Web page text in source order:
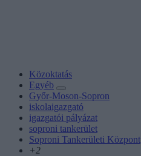
Közoktatás
Egyéb
Győr-Moson-Sopron
iskolaigazgató
igazgatói pályázat
soproni tankerület
Soproni Tankerületi Központ
+2